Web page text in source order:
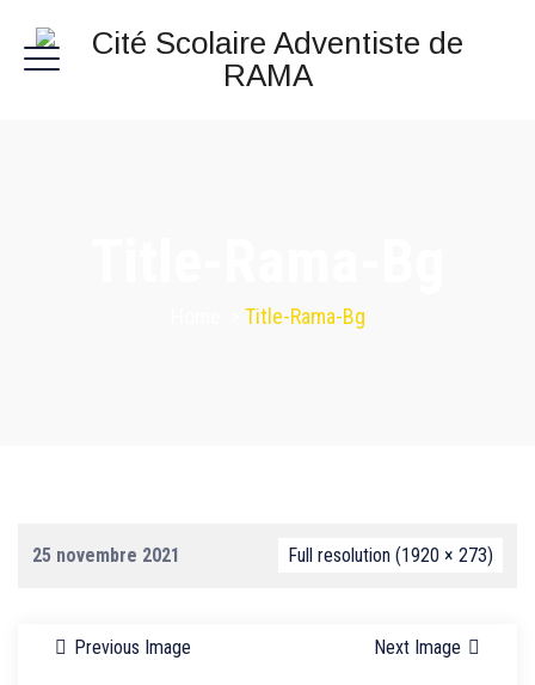
Title-Rama-Bg
25 novembre 2021 Full resolution (1920 × 273)
Previous Image Next Image